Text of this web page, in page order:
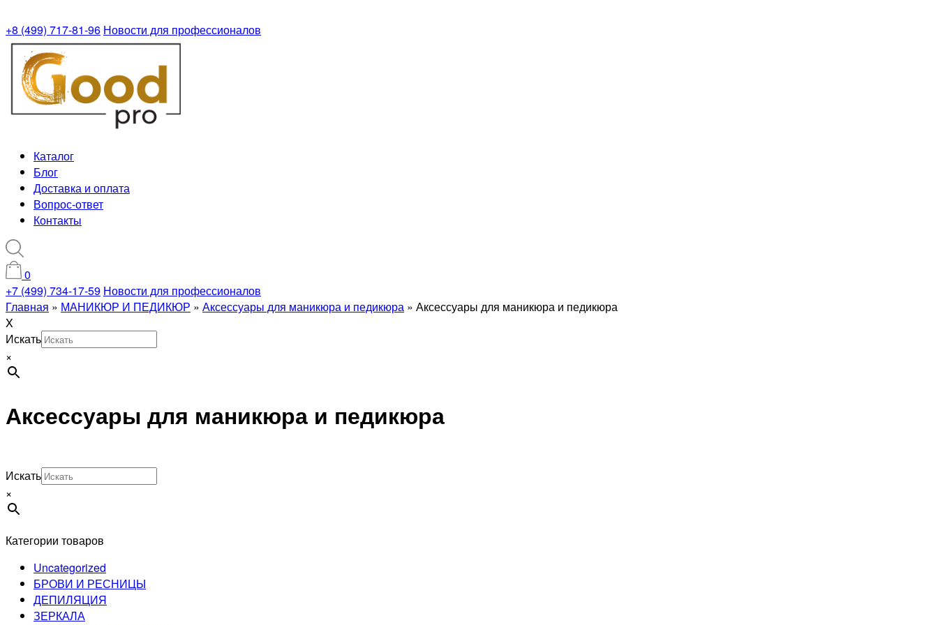
+8 (499) 717-81-96 Новости для профессионалов
Каталог
Блог
Доставка и оплата
Вопрос-ответ
Контакты
0
+7 (499) 734-17-59 Новости для профессионалов
Главная » МАНИКЮР И ПЕДИКЮР » Аксессуары для маникюра и педикюра » Аксессуары для маникюра и педикюра
X
Искать
×
Аксессуары для маникюра и педикюра
Искать
×
Категории товаров
Uncategorized
БРОВИ И РЕСНИЦЫ
ДЕПИЛЯЦИЯ
ЗЕРКАЛА